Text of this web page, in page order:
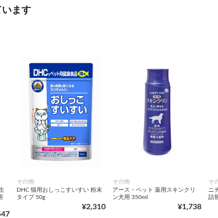
ます
その他
DHC 猫用おしっこすいすい 粉末
タイプ 50g
¥2,310
その他
アース・ペット 薬用スキンクリ
ン犬用 350ml
¥1,738
そ
ニ
詰